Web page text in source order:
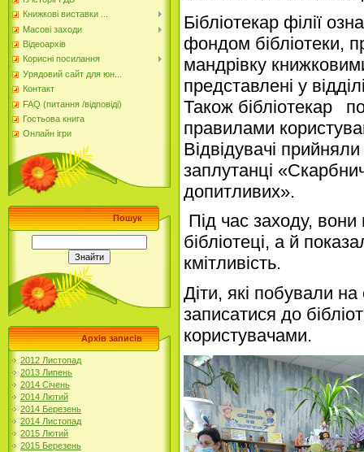
Книжкові виставки ...
Масові заходи
Відеоархів
Корисні посилання
Урядовий сайт для юн...
Контакт
FAQ (питання /відповіді)
Гостьова книга
Онлайн ігри
Пошук
Архів записів
2012 Листопад
2013 Липень
2014 Січень
2014 Лютий
2014 Березень
2014 Листопад
2015 Лютий
2015 Березень
Бібліотекар філії
фондом бібліотеки,
мандрівку
представлені у
Також бібліотекар
правилами
Відвідувачі прийняли
заплутанці
допитливих».
Під час заходу,
бібліотеці, а й
кмітливість.
Діти, які побували на
записатися до
користувачами.